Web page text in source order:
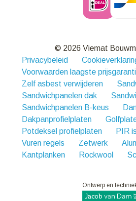
© 2026 Viemat
Privacybeleid
Voorwaarden laagste
Zelf asbest verwijderen
Sandwichpanelen dak
Sandwichpanelen B-keus
Dakpanprofielplaten
Potdeksel profielplaten
PIR
Vuren regels
Zetwerk
Kantplanken
Rockwool
Ontwerp en